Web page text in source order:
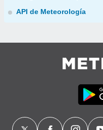
API de Meteorología